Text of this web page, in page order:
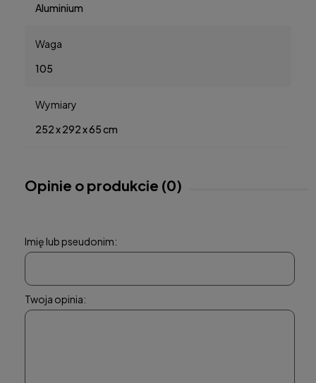
Aluminium
Waga
105
Wymiary
252 x 292 x 65 cm
Opinie o produkcie (0)
Imię lub pseudonim:
Twoja opinia: